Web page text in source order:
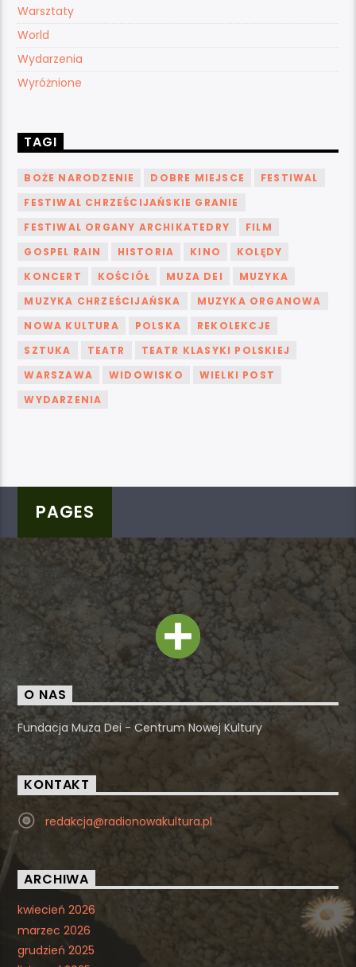
Warsztaty
World
Wydarzenia
Wyróżnione
TAGI
BOŻE NARODZENIE DOBRE MIEJSCE
FESTIWAL
FESTIWAL CHRZEŚCIJAŃSKIE GRANIE
FESTIWAL ORGANY ARCHIKATEDRY
FILM
GOSPEL RAIN
HISTORIA KINO
KOLĘDY
KONCERT
KOŚCIÓŁ MUZA DEI
MUZYKA
MUZYKA CHRZEŚCIJAŃSKA
MUZYKA ORGANOWA
NOWA KULTURA
POLSKA
REKOLEKCJE
SZTUKA
TEATR
TEATR KLASYKI POLSKIEJ
WARSZAWA
WIDOWISKO
WIELKI POST
WYDARZENIA
PAGES
O NAS
Fundacja Muza Dei - Centrum Nowej Kultury
KONTAKT
redakcja@radionowakultura.pl
ARCHIWA
kwiecień 2026
marzec 2026
grudzień 2025